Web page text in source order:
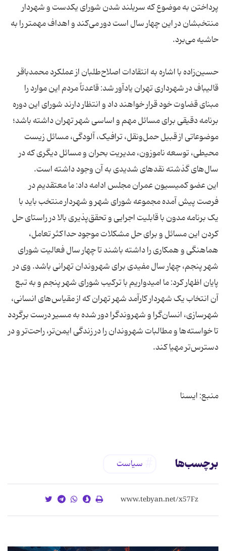
پرداختن به موضوع که سربلند شدن شورای یکدست و شهردار
منتخبشان در این چهار سال است دور می‌کند و اهداف مهمتر را به
حسین‌زاده با اشاره به انتقادات اصلاح‌طلبان از عملکرد محمدباقر
قالیباف در شهرداری تهران یادآور شد: قاعدتاً مردم این موارد را
مبنای قضاوت خود قرار خواهند داد و انتظار دارند شورای این دوره
برنامه دقیقی برای مسائل مهم و اساسی شهر تهران داشته باشد؛
موضوعاتی از قبیل حمل‌ونقل، ترافیک، آلودگی، مسائل زیست
محیطی، توسعه ناموزون، مدیریت بحران و مسائل دیگری که در
این عضو کمیسیون عمران مجلس ادامه داد: ما معتقدیم در
فرصت پیش آمده مجموعه شورای شهر و شهردار منتخب باید با
یک برنامه مدون با قابلیت اجرایی و تحقق‌پذیری بالا در راستای حل
کردن این مسائل و برای حل مشکلات موجود حداکثر تعامل،
هماهنگی و همکاری را داشته باشند تا چهار سال فعالیت شورای
شهر پنجم، چهار سال مفیدی برای شهروندان تهرانی باشد. وی در
پایان اظهار کرد: ما امیدواریم با ترکیب شورای شهر پنجم و به تبع
آن انتخاب یک شهردار کارآمد شهر تهران که از مقیاس‌های انسانی،
شهرسازی، انسان‌گرا و شهروندگرا دور شده به مسیر درست برگردد
تا خواسته‌ها و مطالبات شهروندان را در زندگی ایمن‌تر، راحت‌تر و در
برچسب‌ها سیاست